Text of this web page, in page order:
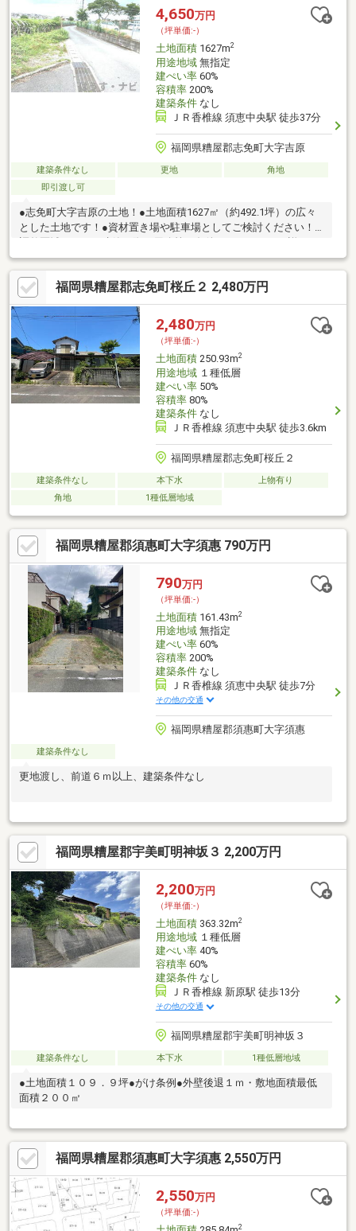
日や夜間のご見学にも柔軟にご対応させて頂きます♪また、複数の
金融機関とも提携しておりますので、住宅ローンにご不安な方、
過去にお断りをされた方、お気軽にご相談ください♪
4,650万円
（坪単価:-）
土地面積1627m2
用途地域無指定
建ぺい率60%
容積率200%
建築条件なし
ＪＲ香椎線 須恵中央駅 徒歩37分
福岡県糟屋郡志免町大字吉原
建築条件なし 更地
角地
即引渡し可
●志免町大字吉原の土地！●土地面積1627㎡（約492.1坪）の広々
とした土地です！●資材置き場や駐車場としてご検討ください！※
調整区域につき、建築の際は用途等の条件があります。 詳細は
担当までご連絡ください。〇ぜひお気軽にお問い合わせくださ
い！（エイチ・マリー株式会社 TEL：092-624-0039）
福岡県糟屋郡志免町桜丘２ 2,480万円
2,480万円
（坪単価:-）
土地面積250.93m2
用途地域１種低層
建ぺい率50%
容積率80%
建築条件なし
ＪＲ香椎線 須恵中央駅 徒歩3.6km
福岡県糟屋郡志免町桜丘２
建築条件なし 本下水
上物有り
角地
1種低層地域
福岡県糟屋郡須惠町大字須惠 790万円
790万円
（坪単価:-）
土地面積161.43m2
用途地域無指定
建ぺい率60%
容積率200%
建築条件なし
ＪＲ香椎線 須恵中央駅 徒歩7分
その他の交通
福岡県糟屋郡須惠町大字須惠
建築条件なし
更地渡し、前道６ｍ以上、建築条件なし
福岡県糟屋郡宇美町明神坂３ 2,200万円
2,200万円
（坪単価:-）
土地面積363.32m2
用途地域１種低層
建ぺい率40%
容積率60%
建築条件なし
ＪＲ香椎線 新原駅 徒歩13分
その他の交通
福岡県糟屋郡宇美町明神坂３
建築条件なし 本下水 1種低層地域
●土地面積１０９．９坪●がけ条例●外壁後退１ｍ・敷地面積最低
面積２００㎡
福岡県糟屋郡須惠町大字須惠 2,550万円
2,550万円
（坪単価:-）
2